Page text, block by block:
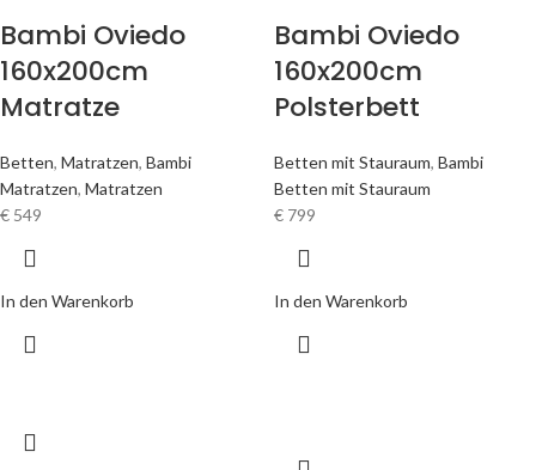
Bambi Oviedo
160x200cm
Matratze
Betten, Matratzen, Bambi
Matratzen, Matratzen
€ 549
In den Warenkorb
Bambi Oviedo
160x200cm
Polsterbett
Betten mit Stauraum, Bambi
Betten mit Stauraum
€ 799
In den Warenkorb